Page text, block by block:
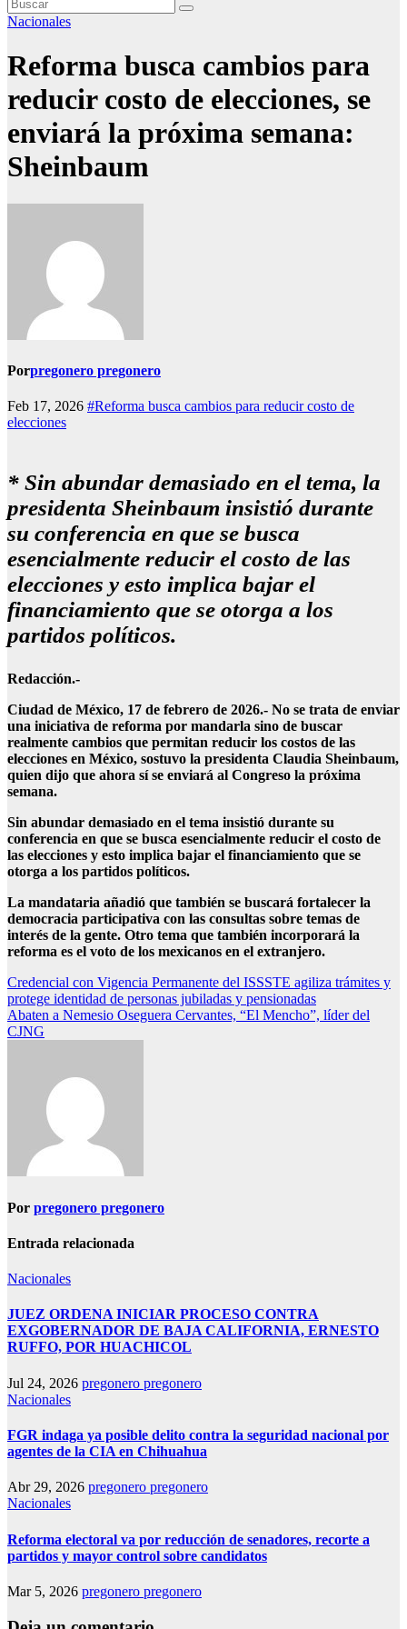
Nacionales
Reforma busca cambios para
reducir costo de elecciones, se
enviará la próxima semana:
Sheinbaum
Porpregonero pregonero
Feb 17, 2026 #Reforma busca cambios para reducir costo de
elecciones
* Sin abundar demasiado en el tema, la
presidenta Sheinbaum insistió durante
su conferencia en que se busca
esencialmente reducir el costo de las
elecciones y esto implica bajar el
financiamiento que se otorga a los
partidos políticos.
Redacción.-
Ciudad de México, 17 de febrero de 2026.- No se trata de enviar
una iniciativa de reforma por mandarla sino de buscar
realmente cambios que permitan reducir los costos de las
elecciones en México, sostuvo la presidenta Claudia Sheinbaum,
quien dijo que ahora sí se enviará al Congreso la próxima
semana.
Sin abundar demasiado en el tema insistió durante su
conferencia en que se busca esencialmente reducir el costo de
las elecciones y esto implica bajar el financiamiento que se
otorga a los partidos políticos.
La mandataria añadió que también se buscará fortalecer la
democracia participativa con las consultas sobre temas de
interés de la gente. Otro tema que también incorporará la
reforma es el voto de los mexicanos en el extranjero.
Navegación
de
entradas
Credencial con Vigencia Permanente del ISSSTE agiliza trámites y
protege identidad de personas jubiladas y pensionadas
Abaten a Nemesio Oseguera Cervantes, “El Mencho”, líder del
CJNG
Por pregonero pregonero
Entrada relacionada
Nacionales
JUEZ ORDENA INICIAR PROCESO CONTRA
EXGOBERNADOR DE BAJA CALIFORNIA, ERNESTO
RUFFO, POR HUACHICOL
Jul 24, 2026 pregonero pregonero
Nacionales
FGR indaga ya posible delito contra la seguridad nacional por
agentes de la CIA en Chihuahua
Abr 29, 2026 pregonero pregonero
Nacionales
Reforma electoral va por reducción de senadores, recorte a
partidos y mayor control sobre candidatos
Mar 5, 2026 pregonero pregonero